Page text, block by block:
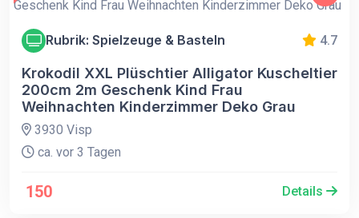
Rubrik: Spielzeuge & Basteln 4.7
Krokodil XXL Plüschtier Alligator Kuscheltier
200cm 2m Geschenk Kind Frau
Weihnachten Kinderzimmer Deko Grau
3930 Visp
ca. vor 3 Tagen
150 Details